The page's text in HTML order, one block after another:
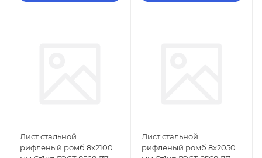
Лист стальной
рифленый ромб 8х2100
Лист стальной
рифленый ромб 8х2050